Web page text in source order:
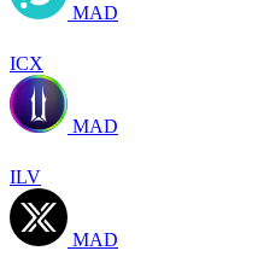
MAD
ICX
MAD
ILV
MAD